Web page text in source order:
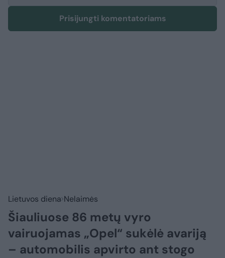
Prisijungti komentatoriams
Lietuvos diena Nelaimės
Šiauliuose 86 metų vyro
vairuojamas „Opel“ sukėlė avariją
– automobilis apvirto ant stogo